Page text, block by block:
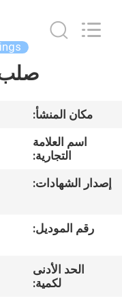
منتجات
أشرطة
ENERGY
EQUIPMENT
صلب
مكان المنشأ:
اسم العلامة
التجارية:
إصدار الشهادات:
رقم الموديل:
الحد الأدنى
لكمية: